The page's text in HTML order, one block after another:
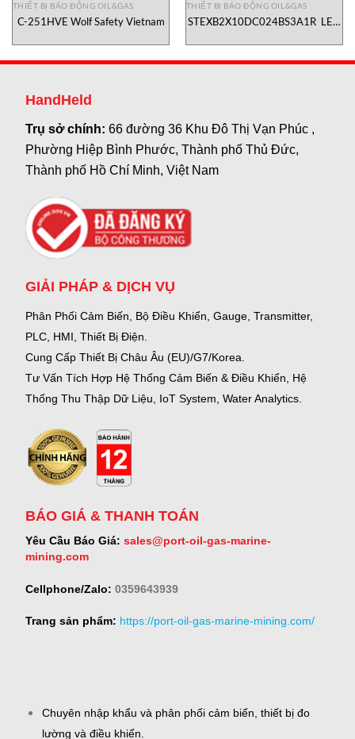
THIẾT BỊ BÁO ĐỘNG OIL&GAS
C-251HVE Wolf Safety Vietnam
THIẾT BỊ BÁO ĐỘNG OIL&GAS
STEXB2X10DC024BS3A1R LED
Vietnam
HandHeld
Trụ sở chính:66 đường 36 Khu Đô Thị Vạn Phúc ,
Phường Hiệp Bình Phước, Thành phố Thủ Đức,
Thành phố Hồ Chí Minh, Việt Nam
GIẢI PHÁP & DỊCH VỤ
Phân Phối Cảm Biến, Bộ Điều Khiển, Gauge, Transmitter,
PLC, HMI, Thiết Bị Điện.
Cung Cấp Thiết Bị Châu Âu (EU)/G7/Korea.
Tư Vấn Tích Hợp Hệ Thống Cảm Biến & Điều Khiển, Hệ
Thống Thu Thập Dữ Liệu, IoT System, Water Analytics.
BÁO GIÁ & THANH TOÁN
Yêu Cầu Báo Giá: sales@port-oil-gas-marine-
mining.com
Cellphone/Zalo: 0359643939
Trang sản phẩm: https://port-oil-gas-marine-mining.com/
Chuyên nhập khẩu và phân phối cảm biến, thiết bị đo
lường và điều khiển.